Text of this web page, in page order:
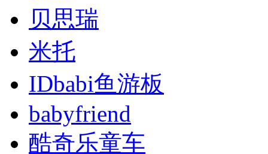
贝思瑞
米托
IDbabi鱼游板
babyfriend
酷奇乐童车